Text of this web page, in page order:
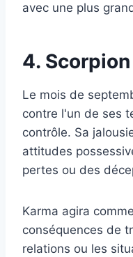
avec une plus
4. Scorpion
Le mois de
contre l'un de ses
contrôle. Sa
attitudes
pertes ou des
Karma agira
conséquences de
relations ou les